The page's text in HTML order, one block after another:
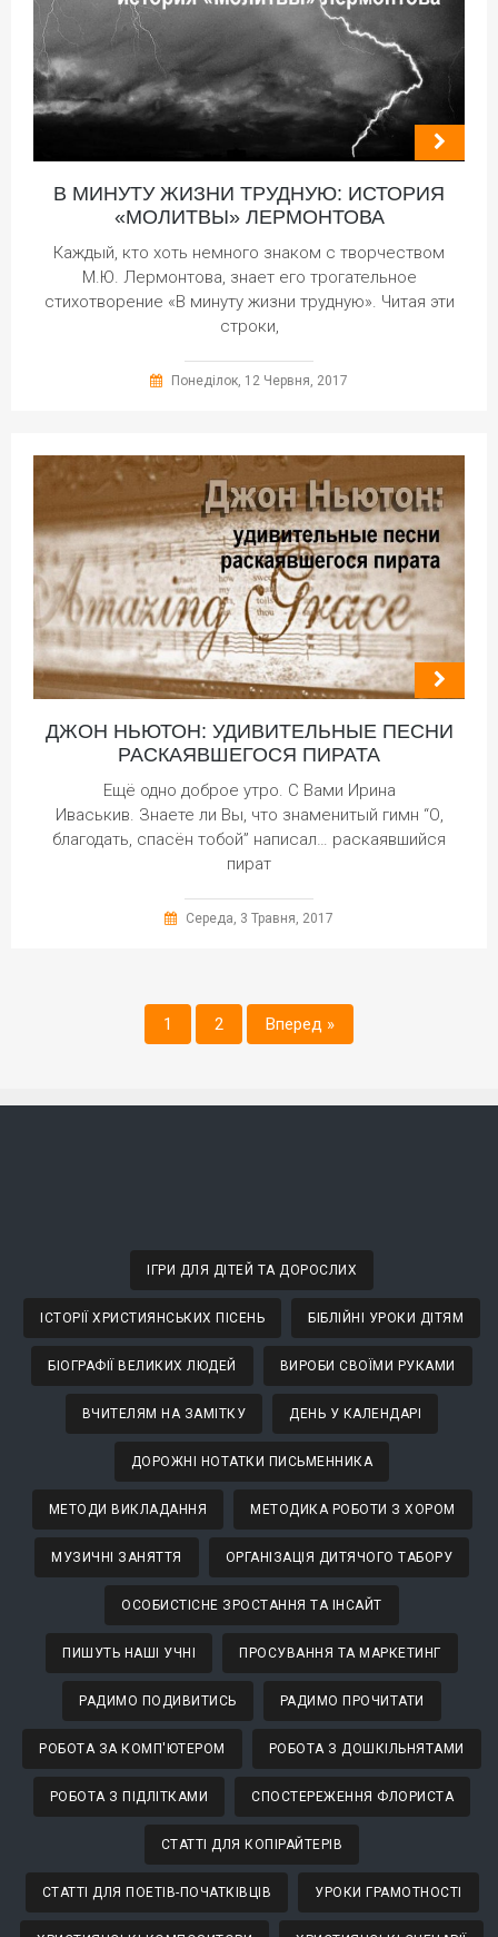
В МИНУТУ ЖИЗНИ ТРУДНУЮ: ИСТОРИЯ
«МОЛИТВЫ» ЛЕРМОНТОВА
Каждый, кто хоть немного знаком с творчеством
М.Ю. Лермонтова, знает его трогательное
стихотворение «В минуту жизни трудную». Читая эти
строки,
Понеділок, 12 Червня, 2017
ДЖОН НЬЮТОН: УДИВИТЕЛЬНЫЕ ПЕСНИ
РАСКАЯВШЕГОСЯ ПИРАТА
Ещё одно доброе утро. С Вами Ирина
Иваськив. Знаете ли Вы, что знаменитый гимн “О,
благодать, спасён тобой” написал… раскаявшийся
пират
Середа, 3 Травня, 2017
1 2 Вперед »
ІГРИ ДЛЯ ДІТЕЙ ТА ДОРОСЛИХ
ІСТОРІЇ ХРИСТИЯНСЬКИХ ПІСЕНЬ БІБЛІЙНІ УРОКИ ДІТЯМ
БІОГРАФІЇ ВЕЛИКИХ ЛЮДЕЙ ВИРОБИ СВОЇМИ РУКАМИ
ВЧИТЕЛЯМ НА ЗАМІТКУ ДЕНЬ У КАЛЕНДАРІ
ДОРОЖНІ НОТАТКИ ПИСЬМЕННИКА
МЕТОДИ ВИКЛАДАННЯ МЕТОДИКА РОБОТИ З ХОРОМ
МУЗИЧНІ ЗАНЯТТЯ ОРГАНІЗАЦІЯ ДИТЯЧОГО ТАБОРУ
ОСОБИСТІСНЕ ЗРОСТАННЯ ТА ІНСАЙТ
ПИШУТЬ НАШІ УЧНІ ПРОСУВАННЯ ТА МАРКЕТИНГ
РАДИМО ПОДИВИТИСЬ РАДИМО ПРОЧИТАТИ
РОБОТА ЗА КОМП'ЮТЕРОМ РОБОТА З ДОШКІЛЬНЯТАМИ
РОБОТА З ПІДЛІТКАМИ СПОСТЕРЕЖЕННЯ ФЛОРИСТА
СТАТТІ ДЛЯ КОПІРАЙТЕРІВ
СТАТТІ ДЛЯ ПОЕТІВ-ПОЧАТКІВЦІВ УРОКИ ГРАМОТНОСТІ